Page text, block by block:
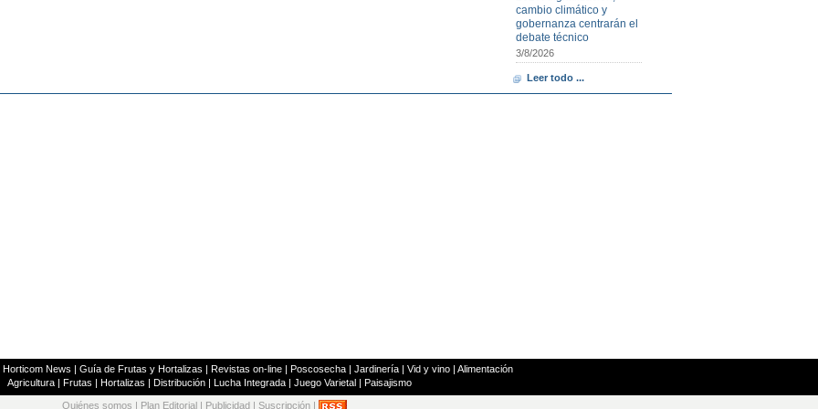
cambio climático y
gobernanza centrarán el
debate técnico
3/8/2026
Leer todo ...
Horticom News | Guía de Frutas y Hortalizas | Revistas on-line| Poscosecha| Jardinería| Vid y vino| Alimentación
Agricultura| Frutas | Hortalizas | Distribución| Lucha Integrada| Juego Varietal| Paisajismo
Quiénes somos Plan Editorial Publicidad Suscripción